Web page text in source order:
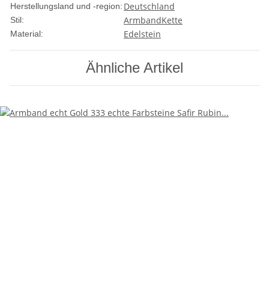
Herstellungsland und -region: Deutschland
Stil: ArmbandKette
Material: Edelstein
Ähnliche Artikel